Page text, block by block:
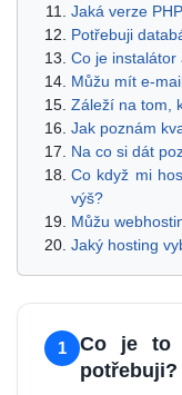
Jaká verze
Potřebuji
Co je
Můžu mít e-
Záleží na tom,
Jak poznám
Na co si dát
Co když mi
výš?
Můžu
Jaký hosting
1
Co je to
potřebuji?